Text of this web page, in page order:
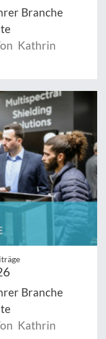
Branche
Kathrin
Branche
Kathrin